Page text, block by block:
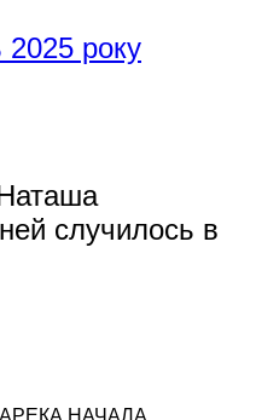
2025 року
случилось в
НАЧАЛА